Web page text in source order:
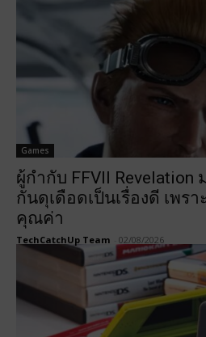
Games
ผู้กำกับ FFVII Revelation
กันดุเดือดเป็นเรื่องดี เพร
คุณค่า
TechCatchUp Team 02/08/2026